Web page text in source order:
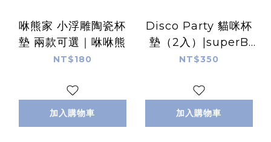
咻熊家 小浮雕陶瓷杯
墊 兩款可選｜咻咻熊
NT$180
加入購物車
Disco Party 貓咪杯
墊（2入）|superB
studio
NT$350
加入購物車